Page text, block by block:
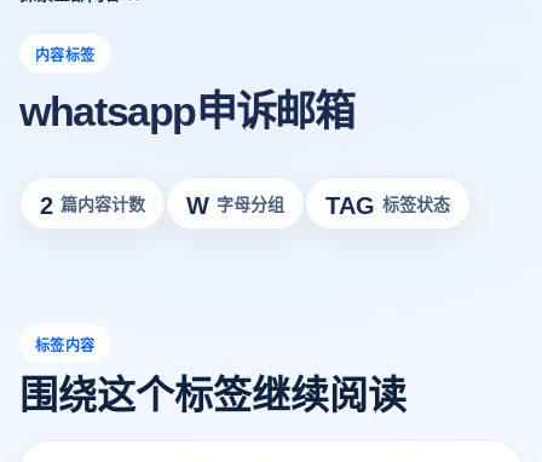
内容标签
whatsapp申诉邮箱
2 篇内容计数 W 字母分组 TAG 标签状态
标签内容
围绕这个标签继续阅读